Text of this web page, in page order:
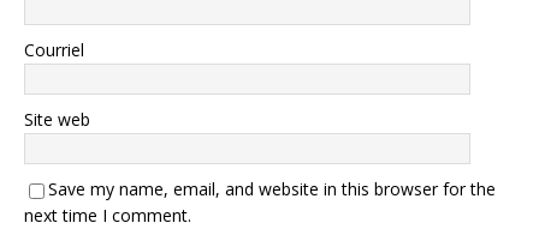
Courriel
Site web
Save my name, email, and website in this browser for the
next time I comment.